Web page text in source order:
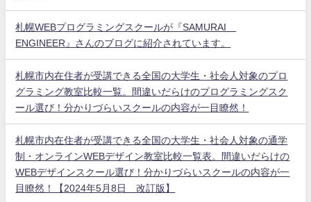
札幌WEBプログラミングスクールが『SAMURAI
ENGINEER』さんのブログに紹介されています。
札幌市内在住者が受講できる全国の大学生・社会人対象のプロ
グラミング教室比較一覧。間違いだらけのプログラミングスク
ール選び！分かりづらいスクールの内容が一目瞭然！
札幌市内在住者が受講できる全国の大学生・社会人対象の通学
制・オンラインWEBデザイン教室比較一覧表。間違いだらけの
WEBデザインスクール選び！分かりづらいスクールの内容が一
目瞭然！【2024年5月8日 改訂版】